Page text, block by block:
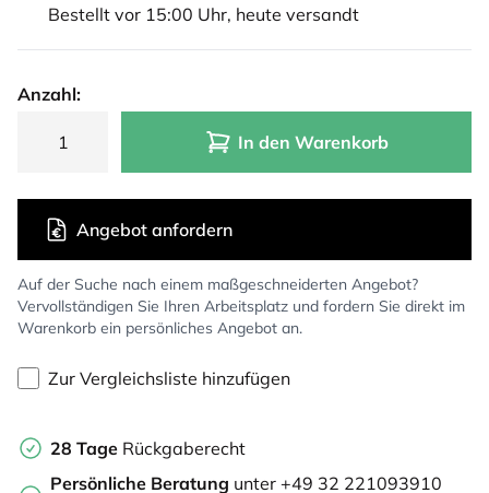
Bestellt vor 15:00 Uhr, heute versandt
Anzahl:
In den Warenkorb
Auf der Suche nach einem maßgeschneiderten Angebot?
Vervollständigen Sie Ihren Arbeitsplatz und fordern Sie direkt im
Warenkorb ein persönliches Angebot an.
Angebot anfordern
Zur Vergleichsliste hinzufügen
28 Tage Rückgaberecht
Persönliche Beratung unter +49 32 221093910